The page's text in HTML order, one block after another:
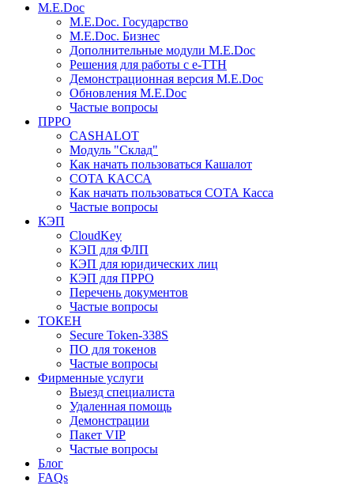
M.E.Doc
M.E.Doc. Государство
M.E.Doc. Бизнес
Дополнительные модули M.E.Doc
Решения для работы с е-ТТН
Демонстрационная версия M.E.Doc
Обновления M.E.Doc
Частые вопросы
ПРРО
CASHALOT
Модуль "Склад"
Как начать пользоваться Кашалот
СОТА КАCСА
Как начать пользоваться СОТА Касса
Частые вопросы
КЭП
CloudKey
КЭП для ФЛП
КЭП для юридических лиц
КЭП для ПРРО
Перечень документов
Частые вопросы
ТОКЕН
Secure Token-338S
ПО для токенов
Частые вопросы
Фирменные услуги
Выезд специалиста
Удаленная помощь
Демонстрации
Пакет VIP
Частые вопросы
Блог
FAQs